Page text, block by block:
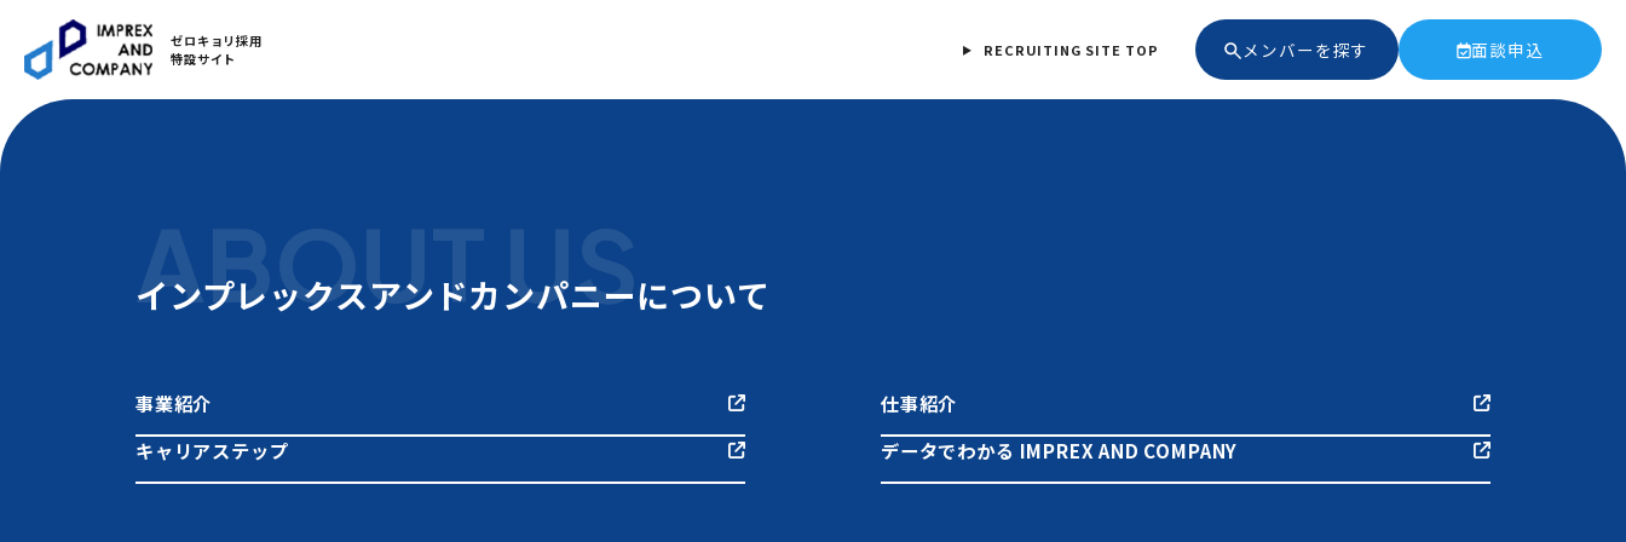
ゼロキョリ採用
特設サイト
RECRUITING SITE TOP メンバーを探す 面談申込
ABOUT US
インプレックスアンドカンパニーについて
事業紹介
仕事紹介
キャリアステップ
データでわかる IMPREX AND COMPANY